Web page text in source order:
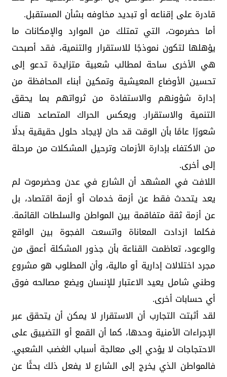
قادرة على إقناعه أو تبديد مخاوفه بشأن المستقبل.
أما حضرموت، التي تمتلك من الموارد والإمكانات ما
يؤهلها لتكون نموذجًا للاستقرار والتنمية، فقد أصبحت
هي الأخرى ساحة لمطالب شعبية متزايدة تدعو إلى
تحسين الأوضاع المعيشية وتمكين أبناء المحافظة من
إدارة شؤونهم والاستفادة من ثرواتهم بما يحقق
التنمية والاستقرار. ويعكس الحراك المتصاعد هناك
شعورًا عامًا بأن الوقت قد حان لإيجاد حلول حقيقية بدلًا
من الاكتفاء بإدارة الأزمات وترحيل المشكلات من مرحلة
إلى أخرى.
اللافت في المشهد أن الشارع في عدن وحضرموت لم
يعد يتحدث فقط عن أزمة خدمات أو أزمة اقتصاد، بل
عن أزمة ثقة متفاقمة بين المواطن والسلطات القائمة.
فكلما ازدادت المعاناة واتسعت الفجوة بين الواقع
والوعود، تعاظمت القناعة بأن جذور المشكلة أعمق من
مجرد اختلالات إدارية أو مالية، وأن المطلوب هو مشروع
وطني شامل يعيد الاعتبار للإنسان ويضع مصالحه فوق
أي حسابات أخرى.
لقد أثبتت التجارب أن الاستقرار لا يمكن أن يتحقق عبر
الإجراءات الأمنية وحدها، كما أن القمع أو التضييق على
الاحتجاجات لا يؤدي إلى معالجة أسباب الغضب الشعبي.
فالمواطن الذي يخرج إلى الشارع لا يفعل ذلك بحثًا عن